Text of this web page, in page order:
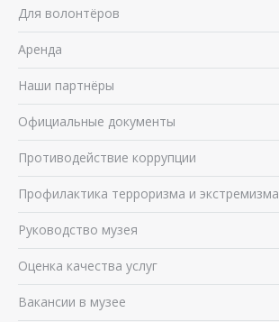
Для волонтёров
Аренда
Наши партнёры
Официальные документы
Противодействие коррупции
Профилактика терроризма и экстремизма
Руководство музея
Оценка качества услуг
Вакансии в музее